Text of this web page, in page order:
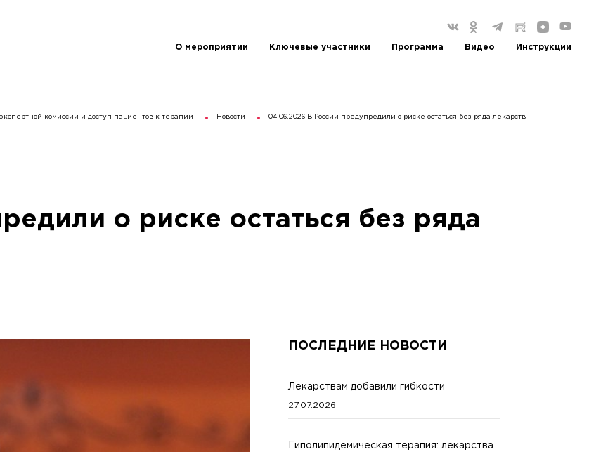
О мероприятии Ключевые участники Программа Видео Инструкции
комиссии и доступ пациентов к терапии Новости 04.06.2026 В России предупредили о риске остаться без ряда лекарств
о риске остаться без ряда
ПОСЛЕДНИЕ НОВОСТИ
Лекарствам добавили гибкости
27.07.2026
Гиполипидемическая терапия: лекарства